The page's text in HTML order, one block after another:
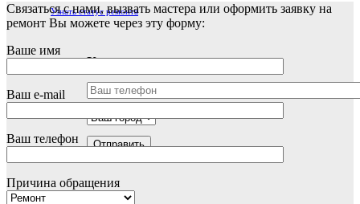
Узнать статус ремонта
Узнать статус ремонта
Связаться с нами, вызвать мастера или оформить заявку на
ремонт Вы можете через эту форму:
Ваше имя
Ваш e-mail
Ваш телефон
Причина обращения